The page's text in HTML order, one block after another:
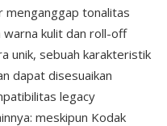
tonalitas
warna kulit dan roll-off
unik, sebuah karakteristik
dapat disesuaikan
legacy
meskipun Kodak